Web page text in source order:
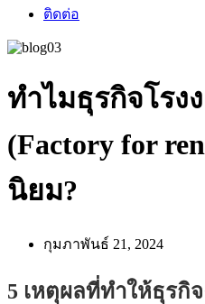
ติดต่อ
ทำไมธุรกิจโรง
(Factory for
นิยม?
กุมภาพันธ์ 21, 2024
5 เหตุผลที่ทำให้ธุรกิ